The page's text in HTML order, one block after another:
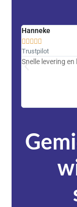
Hanneke
    
Trustpilot
Snelle levering